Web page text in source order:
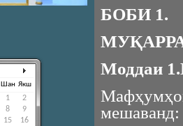
Шан Якш
1
2
8
9
15
16
БОБИ 1.
Моддаи
мешаванд: